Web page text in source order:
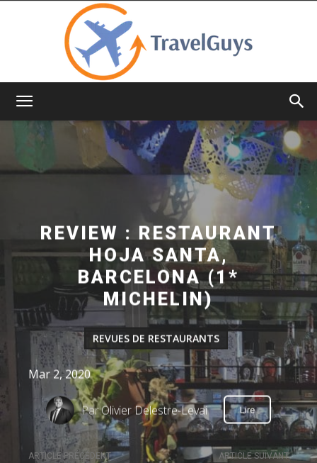
ARTICLE PRÉCÉDENT ARTICLE SUIVANT
REVIEW : RESTAURANT
HOJA SANTA,
BARCELONA (1*
MICHELIN)
REVUES DE RESTAURANTS
Mar 2, 2020
ParOlivier Delestre-Levai Lire